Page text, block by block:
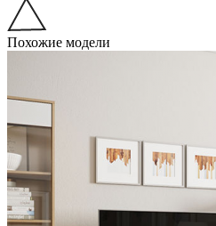
Похожие модели